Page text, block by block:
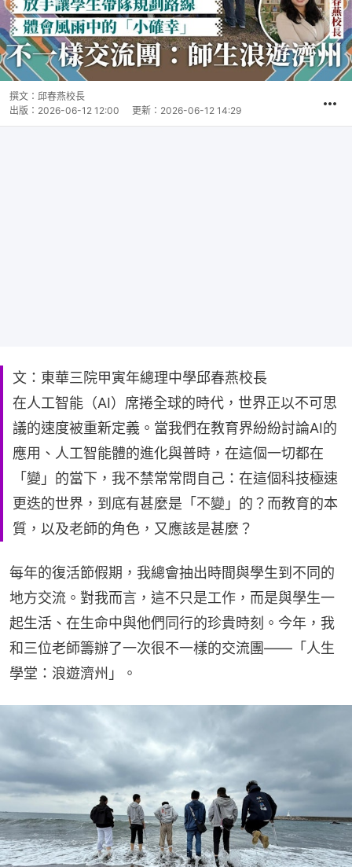
撰文： 邱春燕校長
出版： 2026-06-12 12:00 更新： 2026-06-12 14:29
文：東華三院甲寅年總理中學邱春燕校長
在人工智能（AI）席捲全球的時代，世界正以不可思
議的速度被重新定義。當我們在教育界紛紛討論AI的
應用、人工智能體的進化與普時，在這個一切都在
「變」的當下，我不禁常常問自己：在這個科技極速
更迭的世界，到底有甚麼是「不變」的？而教育的本
質，以及老師的角色，又應該是甚麼？
每年的復活節假期，我總會抽出時間與學生到不同的
地方交流。對我而言，這不只是工作，而是與學生一
起生活、在生命中與他們同行的珍貴時刻。今年，我
和三位老師籌辦了一次很不一樣的交流團——「人生
學堂：浪遊濟州」。